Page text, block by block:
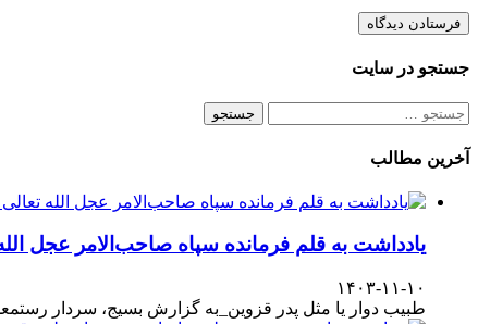
جستجو در سایت
جستجو
آخرین مطالب
یادداشت به قلم فرمانده سپاه صاحب‌الامر عجل
۱۴۰۳-۱۱-۱۰
طبیب دوار یا مثل پدر قزوین_به گزارش بسیج، سردار